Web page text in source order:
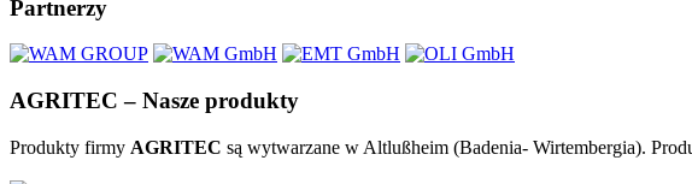
Partnerzy
AGRITEC – Nasze produkty
Produkty firmy AGRITEC są wytwarzane w Altlußheim (Badenia- Wirtembergia).